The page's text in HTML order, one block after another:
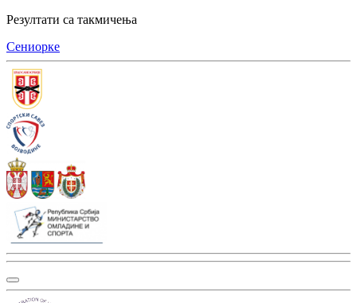
Резултати са такмичења
Сениорке